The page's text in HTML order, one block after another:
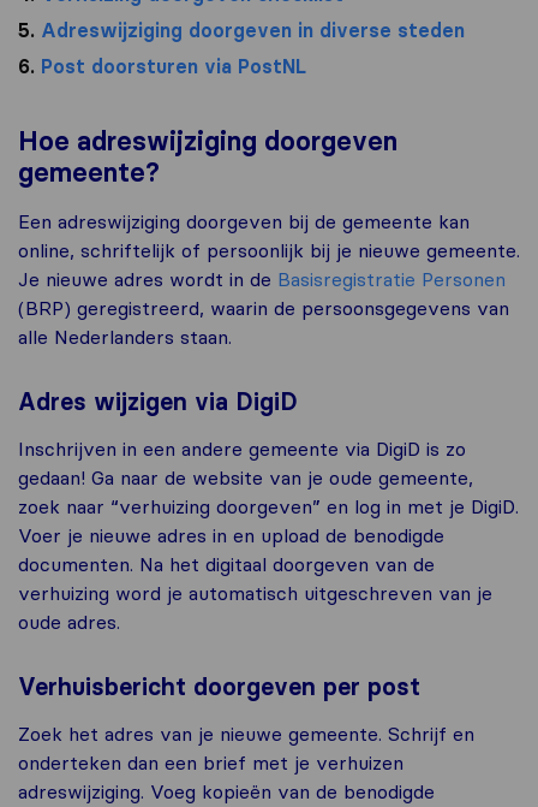
5. Adreswijziging doorgeven in diverse steden
6. Post doorsturen via PostNL
Hoe adreswijziging doorgeven
gemeente?
Een adreswijziging doorgeven bij de gemeente kan
online, schriftelijk of persoonlijk bij je nieuwe gemeente.
Je nieuwe adres wordt in de Basisregistratie Personen
(BRP) geregistreerd, waarin de persoonsgegevens van
alle Nederlanders staan.
Adres wijzigen via DigiD
Inschrijven in een andere gemeente via DigiD is zo
gedaan! Ga naar de website van je oude gemeente,
zoek naar “verhuizing doorgeven” en log in met je DigiD.
Voer je nieuwe adres in en upload de benodigde
documenten. Na het digitaal doorgeven van de
verhuizing word je automatisch uitgeschreven van je
oude adres.
Verhuisbericht doorgeven per post
Zoek het adres van je nieuwe gemeente. Schrijf en
onderteken dan een brief met je verhuizen
adreswijziging. Voeg kopieën van de benodigde